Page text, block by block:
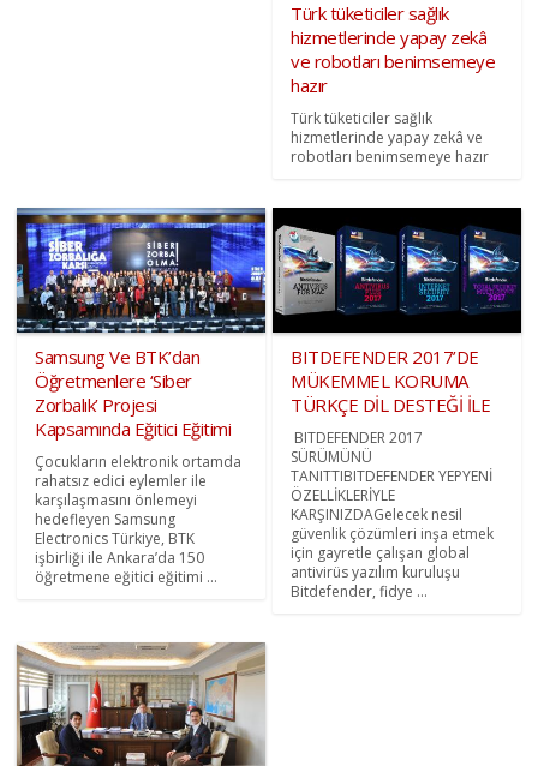
Türk tüketiciler sağlık
hizmetlerinde yapay zekâ
ve robotları benimsemeye
hazır
Türk tüketiciler sağlık
hizmetlerinde yapay zekâ ve
robotları benimsemeye hazır
Samsung Ve BTK’dan
Öğretmenlere ‘Siber
Zorbalık’ Projesi
Kapsamında Eğitici Eğitimi
Çocukların elektronik ortamda
rahatsız edici eylemler ile
karşılaşmasını önlemeyi
hedefleyen Samsung
Electronics Türkiye, BTK
işbirliği ile Ankara’da 150
öğretmene eğitici eğitimi ...
BITDEFENDER 2017’DE
MÜKEMMEL KORUMA
TÜRKÇE DİL DESTEĞİ İLE
BITDEFENDER 2017
SÜRÜMÜNÜ
TANITTIBITDEFENDER YEPYENİ
ÖZELLİKLERİYLE
KARŞINIZDAGelecek nesil
güvenlik çözümleri inşa etmek
için gayretle çalışan global
antivirüs yazılım kuruluşu
Bitdefender, fidye ...